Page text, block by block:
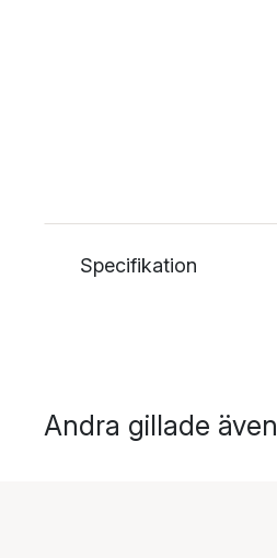
Specifikation
Andra gillade även